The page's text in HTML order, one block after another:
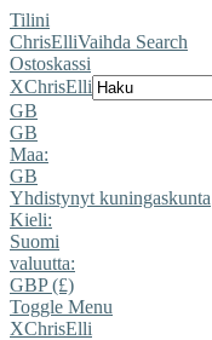
Tilini
ChrisElliVaihda Search
Ostoskassi
XChrisElli
GB
GB
Maa:
GB
Yhdistynyt kuningaskunta
Kieli:
Suomi
valuutta:
GBP (£)
Toggle Menu
XChrisElli